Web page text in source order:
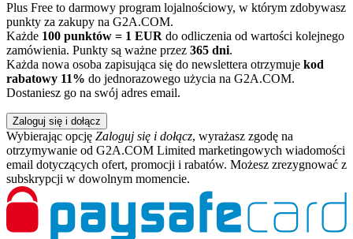
Plus Free to darmowy program lojalnościowy, w którym zdobywasz
punkty za zakupy na G2A.COM.
Każde 100 punktów = 1 EUR do odliczenia od wartości kolejnego
zamówienia. Punkty są ważne przez 365 dni.
Każda nowa osoba zapisująca się do newslettera otrzymuje kod
rabatowy 11% do jednorazowego użycia na G2A.COM.
Dostaniesz go na swój adres email.
Zaloguj się i dołącz
Wybierając opcję Zaloguj się i dołącz, wyrażasz zgodę na
otrzymywanie od G2A.COM Limited marketingowych wiadomości
email dotyczących ofert, promocji i rabatów. Możesz zrezygnować z
subskrypcji w dowolnym momencie.